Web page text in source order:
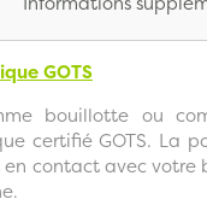
GOTS
bouillotte ou
certifié GOTS. La
contact avec votre